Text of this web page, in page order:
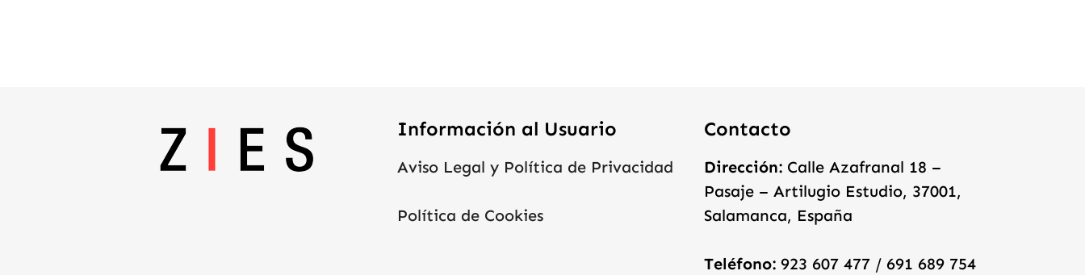
Información al Usuario
Aviso Legal y Política de Privacidad
Política de Cookies
Contacto
Dirección: Calle Azafranal 18 –
Pasaje – Artilugio Estudio, 37001,
Salamanca, España
Teléfono: 923 607 477 / 691 689 754